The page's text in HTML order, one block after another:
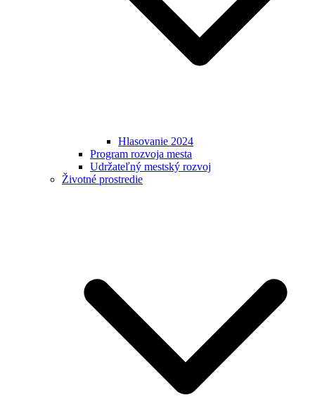
Hlasovanie 2024
Program rozvoja mesta
Udržateľný mestský rozvoj
Životné prostredie